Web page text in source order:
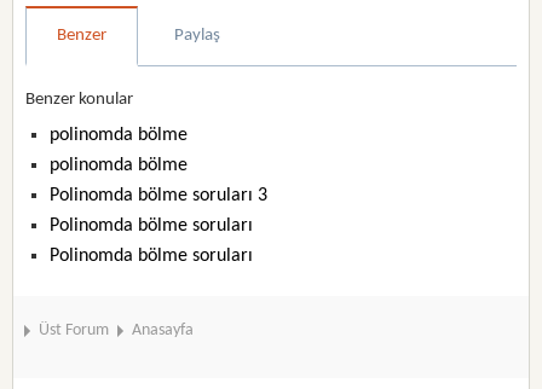
Benzer Paylaş
Benzer konular
polinomda bölme
polinomda bölme
Polinomda bölme soruları 3
Polinomda bölme soruları
Polinomda bölme soruları
Üst Forum Anasayfa